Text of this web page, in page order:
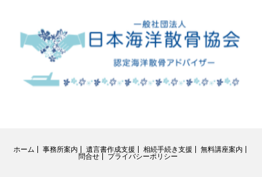
ホーム 事務所案内 遺言書作成支援 相続手続き支援
無料講座案内
問合せ
プライバシーポリシー